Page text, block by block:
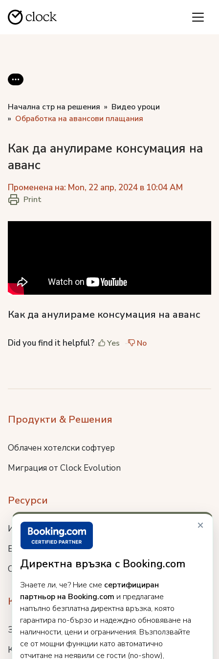
×
Директна връзка с Booking.com
Знаете ли, че? Ние сме сертифициран
партньор на Booking.com и предлагаме
напълно безплатна директна връзка, която
гарантира по-бързо и надеждно обновяване на
наличности, цени и ограничения. Възползвайте
се от мощни функции като автоматично
отчитане на неявили се гости (no-show),
Начална стр на решения
Видео уроци
Обработка на авансови плащания
Как да анулираме консумация на
аванс
Променена на: Mon, 22 апр, 2024 в 10:04 AM
Print
Как да анулираме консумация на аванс
Did you find it helpful? Yes No
Продукти & Решения
Облачен хотелски софтуер
Миграция от Clock Evolution
Ресурси
Интеграции
Блог
Събития
Компания
За нас
Кариери